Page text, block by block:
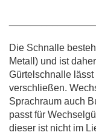
Die Schnalle
Metall) und ist
Gürtelschnalle
verschließen.
Sprachraum auch
passt für
dieser ist nicht im